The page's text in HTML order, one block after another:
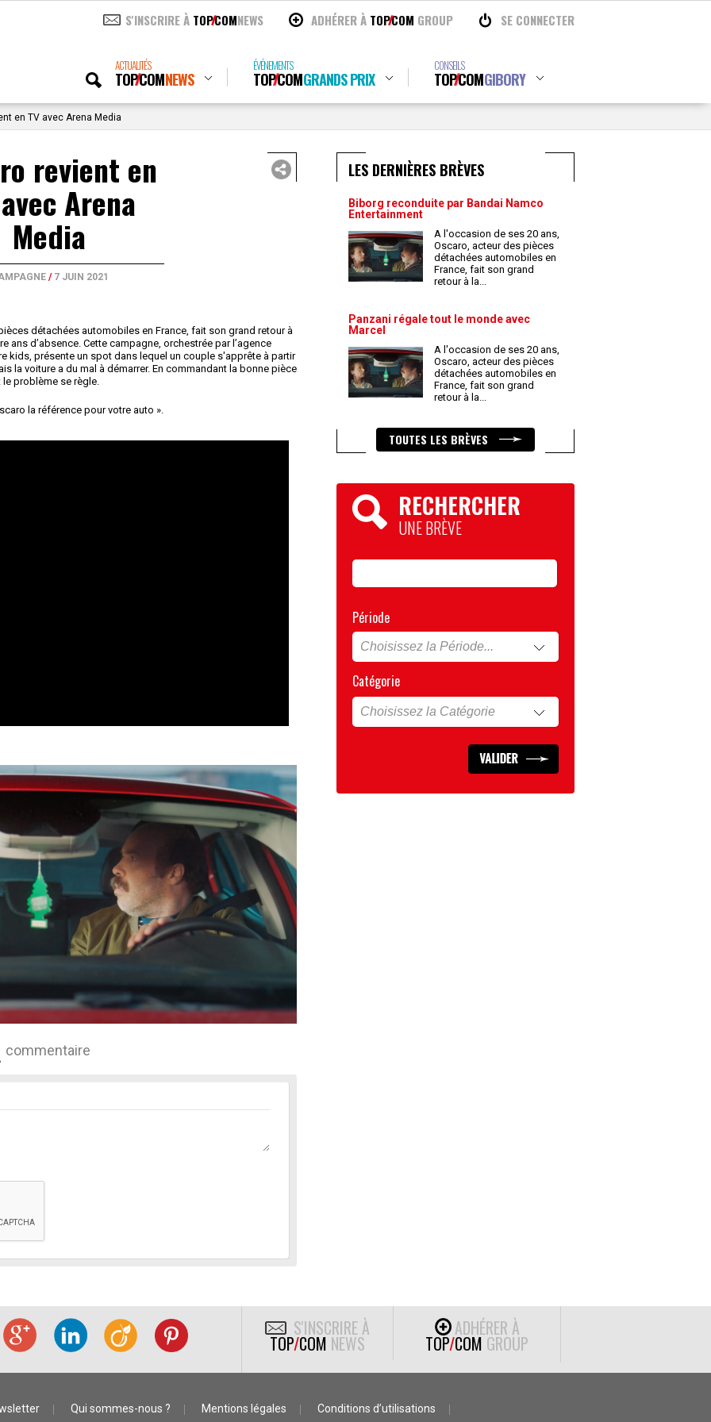
S'INSCRIRE À TOPCOMNEWS ADHÉRER À TOPCOM GROUP SE CONNECTER
ACTUALITÉS
TOPCOMNEWS
ÉVÉNEMENTS
TOPCOMGRANDS PRIX
CONSEILS
TOPCOMGIBORY
en TV avec Arena Media
revient en
Arena
Media
/ 7 JUIN 2021
détachées automobiles en France, fait son grand retour à
ans d’absence. Cette campagne, orchestrée par l’agence
kids, présente un spot dans lequel un couple s'apprête à partir
la voiture a du mal à démarrer. En commandant la bonne pièce
le problème se règle.
la référence pour votre auto ».
commentaire
LES DERNIÈRES BRÈVES
Biborg reconduite par Bandai Namco
Entertainment
A l'occasion de ses 20 ans,
Oscaro, acteur des pièces
détachées automobiles en
France, fait son grand
retour à la...
Panzani régale tout le monde avec
Marcel
A l'occasion de ses 20 ans,
Oscaro, acteur des pièces
détachées automobiles en
France, fait son grand
retour à la...
TOUTES LES BRÈVES
RECHERCHER
UNE BRÈVE
Période
Catégorie
S'INSCRIRE À
TOP/COM NEWS
ADHÉRER À
TOP/COM GROUP
Qui sommes-nous ? Mentions légales Conditions d’utilisations